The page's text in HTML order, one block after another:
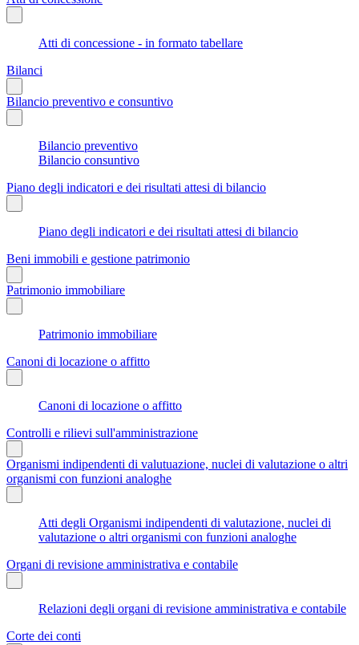
Atti di concessione - in formato tabellare
Bilanci
Bilancio preventivo e consuntivo
Bilancio preventivo
Bilancio consuntivo
Piano degli indicatori e dei risultati attesi di bilancio
Piano degli indicatori e dei risultati attesi di bilancio
Beni immobili e gestione patrimonio
Patrimonio immobiliare
Patrimonio immobiliare
Canoni di locazione o affitto
Canoni di locazione o affitto
Controlli e rilievi sull'amministrazione
Organismi indipendenti di valutuazione, nuclei di valutazione o altri
organismi con funzioni analoghe
Atti degli Organismi indipendenti di valutazione, nuclei di
valutazione o altri organismi con funzioni analoghe
Organi di revisione amministrativa e contabile
Relazioni degli organi di revisione amministrativa e contabile
Corte dei conti